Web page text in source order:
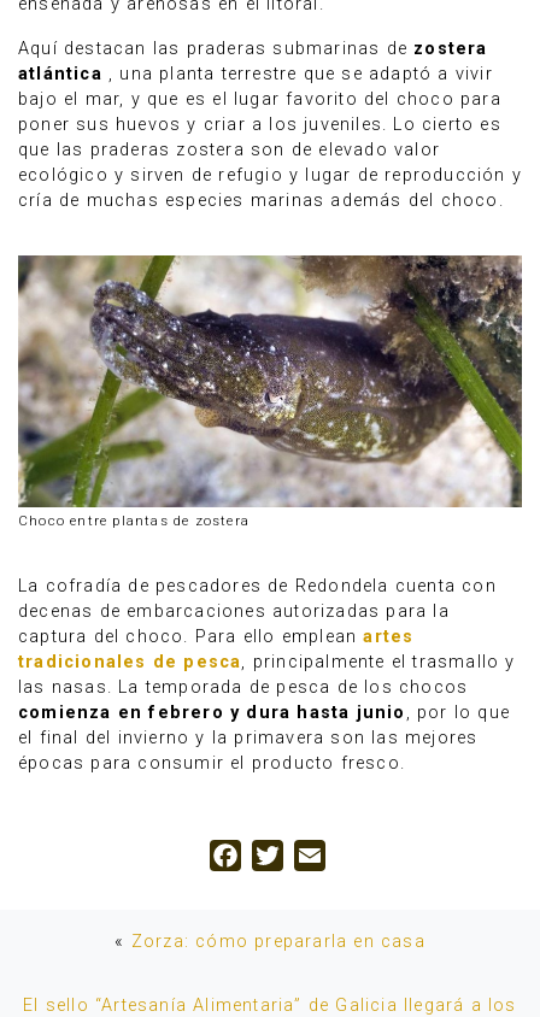
ensenada y arenosas en el litoral.
Aquí destacan las praderas submarinas de zostera
atlántica , una planta terrestre que se adaptó a vivir
bajo el mar, y que es el lugar favorito del choco para
poner sus huevos y criar a los juveniles. Lo cierto es
que las praderas zostera son de elevado valor
ecológico y sirven de refugio y lugar de reproducción y
cría de muchas especies marinas además del choco.
Choco entre plantas de zostera
La cofradía de pescadores de Redondela cuenta con
decenas de embarcaciones autorizadas para la
captura del choco. Para ello empleanartes
tradicionales de pesca, principalmente el trasmallo y
las nasas. La temporada de pesca de los chocos
comienza en febrero y dura hasta junio , por lo que
el final del invierno y la primavera son las mejores
épocas para consumir el producto fresco.
Facebook
Twitter
« Zorza: cómo prepararla en casa
El sello “Artesanía Alimentaria” de Galicia llegará a los